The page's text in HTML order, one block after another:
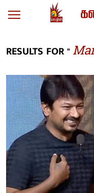
RESULTS FOR "